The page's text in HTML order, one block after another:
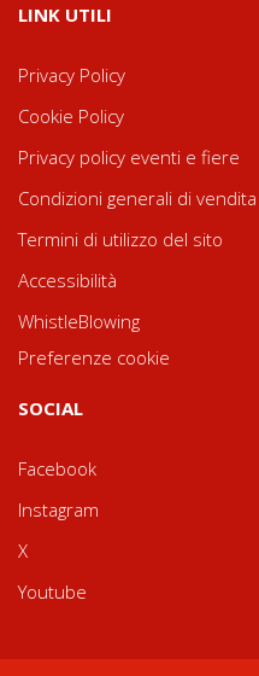
LINK UTILI
Privacy Policy
Cookie Policy
Privacy policy eventi e fiere
Condizioni generali di vendita
Termini di utilizzo del sito
Accessibilità
WhistleBlowing
Preferenze cookie
SOCIAL
Facebook
Instagram
X
Youtube